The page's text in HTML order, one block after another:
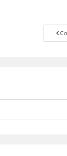
تعلیمی
اداروں